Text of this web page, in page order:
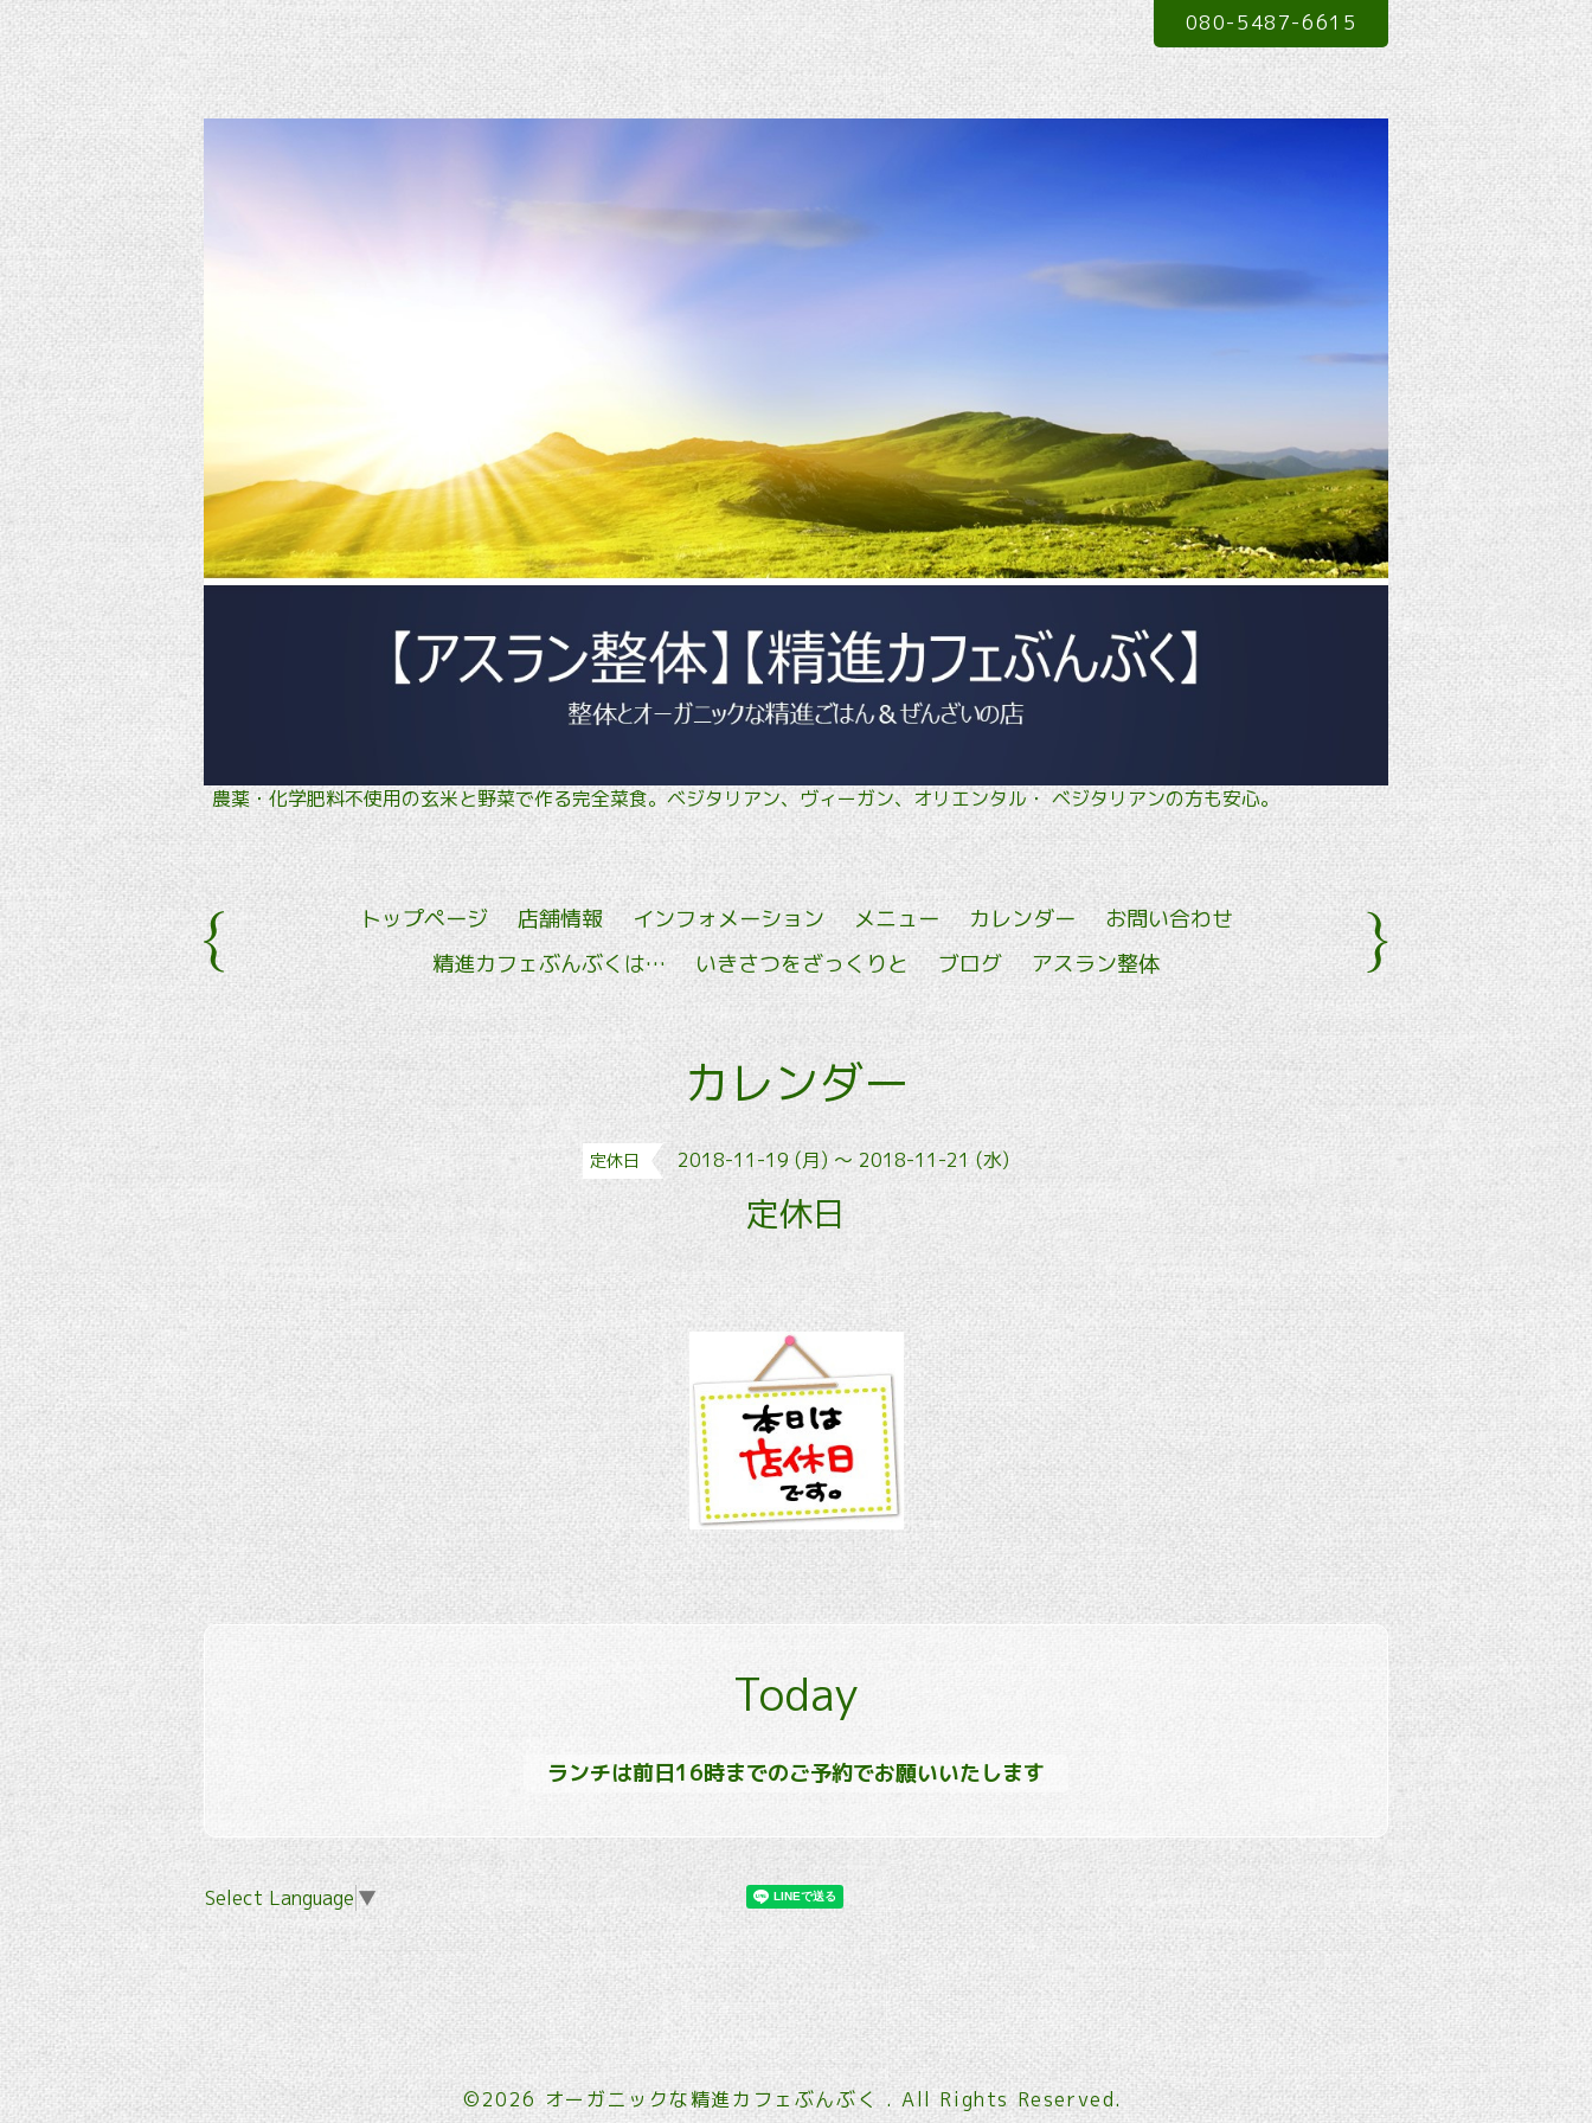
農薬・化学肥料不使用の玄米と野菜で作る完全菜食。ベジタリアン、ヴィーガン、オリエンタル・ ベジタリアンの方も安心。
080-5487-6615
トップページ 店舗情報 インフォメーション メニュー カレンダー
お問い合わせ
精進カフェぶんぶくは…
いきさつをざっくりと ブログ アスラン整体
カレンダー
定休日 2018-11-19 (月) ～ 2018-11-21 (水)
定休日
Today
ランチは前日16時までのご予約でお願いいたします
Select Language ▼
©2026 オーガニックな精進カフェぶんぶく . All Rights Reserved.